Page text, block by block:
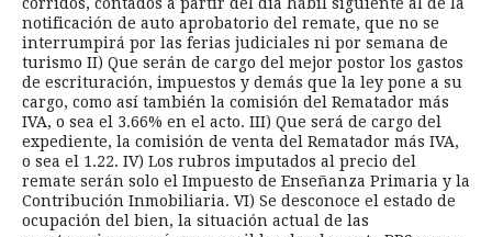
notificación de auto aprobatorio del remate, que no se
interrumpirá por las ferias judiciales ni por semana de
turismo II) Que serán de cargo del mejor postor los gastos
de escrituración, impuestos y demás que la ley pone a su
cargo, como así también la comisión del Rematador más
IVA, o sea el 3.66% en el acto. III) Que será de cargo del
expediente, la comisión de venta del Rematador más IVA,
o sea el 1.22. IV) Los rubros imputados al precio del
remate serán solo el Impuesto de Enseñanza Primaria y la
Contribución Inmobiliaria. VI) Se desconoce el estado de
ocupación del bien, la situación actual de las